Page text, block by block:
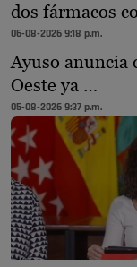
dos fármacos
06-08-2026 9:18 p.m.
Ayuso anuncia
Oeste ya …
05-08-2026 9:37 p.m.